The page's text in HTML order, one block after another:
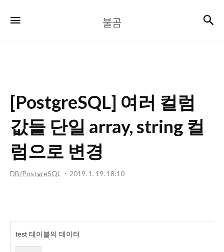
곰
불곰
[PostgreSQL] 여러 컬럼
값들 단일 array, string 컬
럼으로 변경
DB/PostgreSQL 2019. 1. 19. 18:10
test 테이블의 데이터